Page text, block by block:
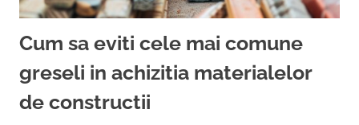
Cum sa eviti cele mai comune
greseli in achizitia materialelor
de constructii